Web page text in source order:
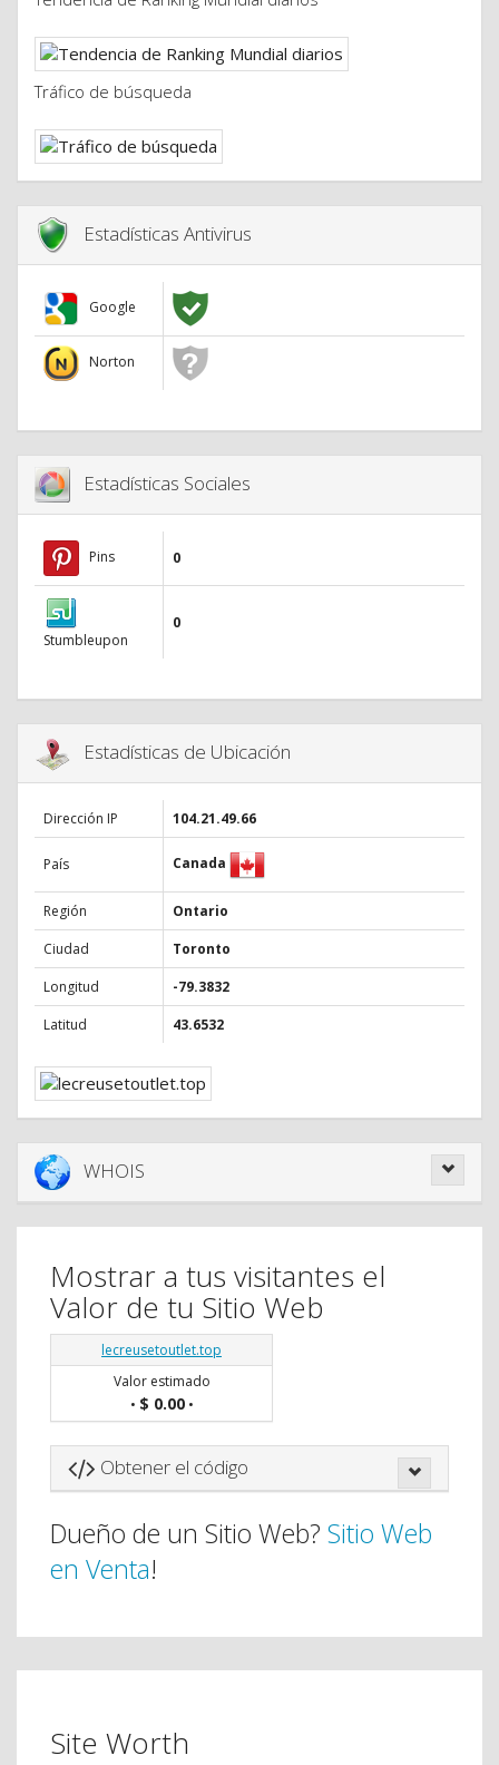
Tráfico de búsqueda
Estadísticas Antivirus
Google
Norton
Estadísticas Sociales
Pins 0
Stumbleupon
0
Estadísticas de Ubicación
Dirección IP 104.21.49.66
País Canada
Región
Ontario
Ciudad
Toronto
Longitud
-79.3832
Latitud
43.6532
WHOIS
Mostrar a tus visitantes el
Valor de tu Sitio Web
lecreusetoutlet.top
Valor estimado
• $ 0.00•
Obtener el código
Dueño de un Sitio Web? Sitio Web
en Venta!
Site Worth